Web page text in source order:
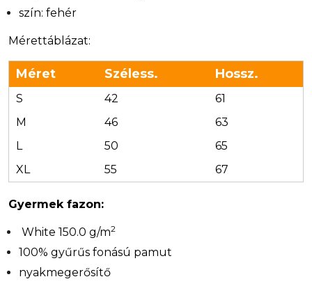
szín: fehér
Mérettáblázat:
Méret Széless. Hossz.
S 42
61
M
46
63
L
50
65
XL
55 67
Gyermek fazon:
White 150.0 g/m2
100% gyűrűs fonású pamut
nyakmegerősítő